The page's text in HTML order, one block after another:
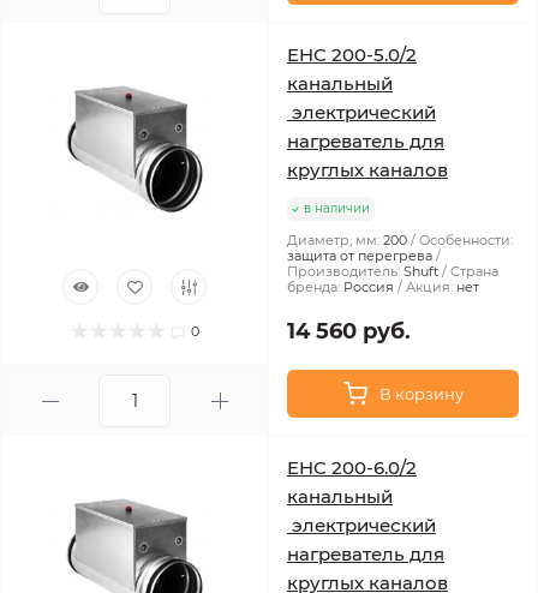
0
EHC 200-5.0/2
канальный
электрический
нагреватель для
круглых каналов
в наличии
Диаметр, мм: 200
Особенности:
защита от перегрева
Производитель: Shuft
Страна
бренда: Россия Акция: нет
14 560 руб.
В корзину
EHC 200-6.0/2
канальный
электрический
нагреватель для
круглых каналов